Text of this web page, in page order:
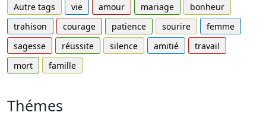
Autre tags vie amour mariage
bonheur
trahison
courage patience sourire
femme
sagesse
réussite silence amitié
travail
mort
famille
Thémes